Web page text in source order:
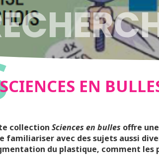
SCIENCES EN
collection Sciences en bulles offre
familiariser avec des sujets aussi
du plastique, comment les